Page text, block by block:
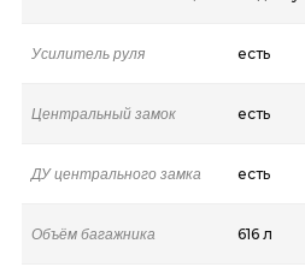
Усилитель руля есть
Центральный замок есть
ДУ центрального замка есть
Объём багажника 616 л